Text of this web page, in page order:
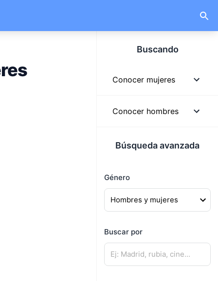
Buscando
Conocer mujeres
Mujeres lindas
Mujeres buscando
hombres
Mujeres buscando pareja
Mujeres buscando
amigos
Mujeres buscando
Conocer hombres
Hombres guapos
Hombres buscando
Hombres buscando
pareja
Búsqueda avanzada
Género
Buscar por